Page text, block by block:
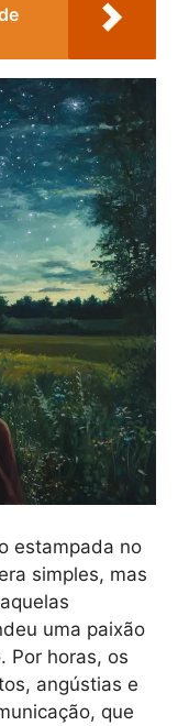
estampada no
simples, mas
uma paixão
Por horas, os
angústias e
que